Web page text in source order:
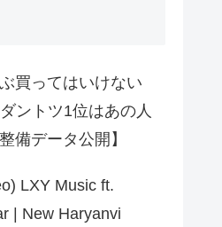
買ってはいけない
ントツ1位はあの人
備データ公開】
LXY Music ft.
| New Haryanvi